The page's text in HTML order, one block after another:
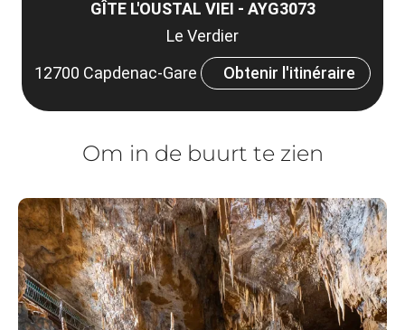
GÎTE L'OUSTAL VIEI - AYG3073
Le Verdier
12700 Capdenac-Gare
Obtenir l'itinéraire
Om in de buurt te zien